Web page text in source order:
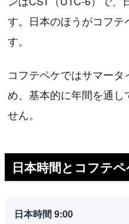
す。日本のほうがコフテ
す。
コフテペケではサマー
め、基本的に年間を通し
せん。
日本時間とコフテ
日本時間 9:00